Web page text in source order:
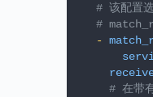
# 该配置
#
-
# 在带